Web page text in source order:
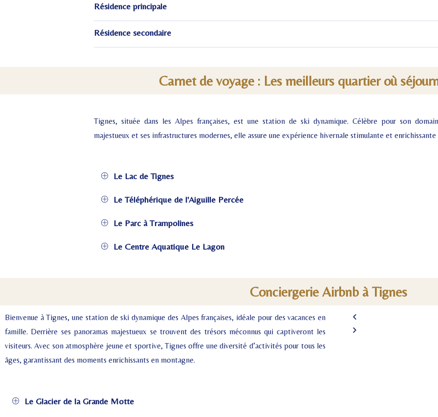
Résidence principale
Résidence secondaire
Carnet de voyage : Les meilleurs quartier où
Tignes, située dans les Alpes françaises, est une station de ski dynamique. Célèbre pour son
majestueux et ses infrastructures modernes, elle assure une expérience hivernale stimulante et enrichissante
Le Lac de Tignes
Le Téléphérique de l'Aiguille Percée
Le Parc à Trampolines
Le Centre Aquatique Le Lagon
Conciergerie Airbnb à Tignes
Bienvenue à Tignes, une station de ski dynamique des Alpes françaises, idéale pour des vacances en
famille. Derrière ses panoramas majestueux se trouvent des trésors méconnus qui captiveront les
visiteurs. Avec son atmosphère jeune et sportive, Tignes offre une diversité d’activités pour tous les
âges, garantissant des moments enrichissants en montagne.
Le Glacier de la Grande Motte